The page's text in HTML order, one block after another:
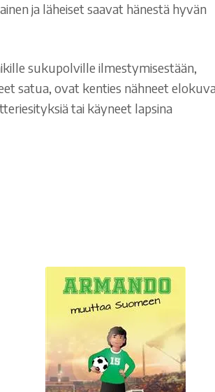
ja läheiset saavat hänestä hyvän
sukupolville ilmestymisestään,
satua, ovat kenties nähneet
tai käyneet lapsina